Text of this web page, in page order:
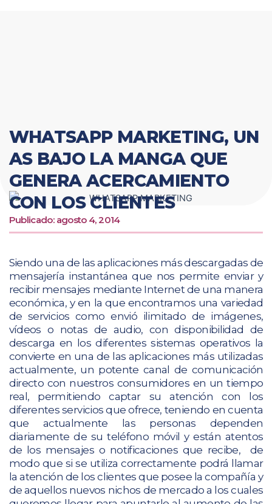
WHATSAPP MARKETING, UN
AS BAJO LA MANGA QUE
GENERA ACERCAMIENTO
CON LOS CLIENTES
Publicado: agosto 4, 2014
Siendo una de las aplicaciones más descargadas de
mensajería instantánea que nos permite enviar y
recibir mensajes mediante Internet de una manera
económica, y en la que encontramos una variedad
de servicios como envió ilimitado de imágenes,
vídeos o notas de audio, con disponibilidad de
descarga en los diferentes sistemas operativos la
convierte en una de las aplicaciones más utilizadas
actualmente, un potente canal de comunicación
directo con nuestros consumidores en un tiempo
real, permitiendo captar su atención con los
diferentes servicios que ofrece, teniendo en cuenta
que actualmente las personas dependen
diariamente de su teléfono móvil y están atentos
de los mensajes o notificaciones que recibe, de
modo que si se utiliza correctamente podrá llamar
la atención de los clientes que posee la compañía y
de aquellos nuevos nichos de mercado a los cuales